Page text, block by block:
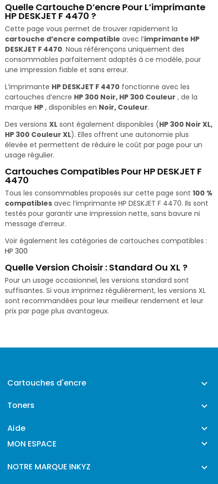
Quelle Cartouche D’encre Pour L’imprimante
HP DESKJET F 4470 ?
Cette page vous permet de trouver rapidement la
cartouche d’encre compatible avec l’imprimante HP
DESKJET F 4470. Nous référençons uniquement des
consommables parfaitement adaptés à ce modèle, pour
une impression fiable et sans erreur.
L’imprimante HP DESKJET F 4470 fonctionne avec les
cartouches d’encre HP 300 Noir, HP 300 Couleur , de la
marque HP , disponibles en Noir, Couleur.
Des versions XL sont également disponibles (HP 300 Noir XL,
HP 300 Couleur XL). Elles offrent une autonomie plus
élevée et permettent de réduire le coût par page pour un
usage régulier.
Cartouches Compatibles Pour HP DESKJET F
4470
Tous les consommables proposés sur cette page sont 100 %
compatibles avec l’imprimante HP DESKJET F 4470. Ils sont
testés pour garantir une impression nette, sans bavure ni
message d’erreur.
Voir également les catégories de cartouches compatibles :
HP 300
Quelle Version Choisir : Standard Ou XL ?
Pour un usage occasionnel, les versions standard sont
suffisantes. Si vous imprimez régulièrement, les versions XL
sont recommandées pour leur meilleur rendement et leur
prix par page plus avantageux.
Cartouches d'encre 
Toners 
Aide 
MON ESPACE 
NOTRE MARQUE INKYZ 